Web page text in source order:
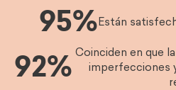
95%Están
92% Coinciden en que
imperfecciones